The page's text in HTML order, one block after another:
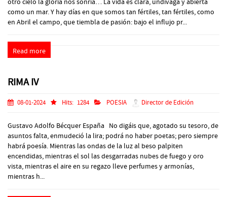
como un mar. Y hay días en que somos tan fértiles, tan fértiles, como
en Abril el campo, que tiembla de pasión: bajo el influjo pr...
Read more
RIMA IV
08-01-2024 Hits: 1284 POESIA Director de Edición
Gustavo Adolfo Bécquer España No digáis que, agotado su tesoro, de
asuntos falta, enmudeció la lira; podrá no haber poetas; pero siempre
habrá poesía. Mientras las ondas de la luz al beso palpiten
encendidas, mientras el sol las desgarradas nubes de fuego y oro
vista, mientras el aire en su regazo lleve perfumes y armonías,
mientras h...